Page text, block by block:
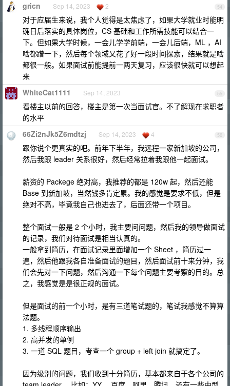
54
gricn Sep 14, 2023 2
对于应届生来说，我个人觉得是太焦虑了，如果大学就业时能明
确日后落实的具体岗位，CS 基础和工作所需技能可以结合一
下。但如果大学时候，一会儿学学前端，一会儿后端，ML ，AI
啥都蹭一下，然后每个领域又花了好一段时间探索，结果就是啥
都很一般。如果面试前能提前一两天复习，应该很快就可以想起
来
55
WhiteCat1111 Sep 14, 2023
看楼主以前的回答，楼主是第一次当面试官。不了解现在求职者
的水平
56
66Zi2nJk5Z6mdtzj Sep 14, 2023 4
跟你说个更真实的吧。前年下半年，我远程一家新加坡的公司，
然后我跟 leader 关系很好，然后经常拉着我跟他一起面试。
薪资的 Packege 绝对高，我推荐的都是 120w 起，然后还能
Base 到新加坡，当然钱多肯定累。我的感觉是要求不低，但是
绝对不高，毕竟我自己也进去了，后面还带一个项目。
整个面试一般是 2 个小时，我主要问问题，然后我的领导做面试
的记录，我们对待面试是相当认真的。
一般拿到简历，在面试记录里面增加一个 Sheet ，简历过一
遍，然后他跟我各自准备面试的题目，然后面试前十来分钟，我
们会先对一下问题，然后沟通一下每个问题主要考察的目的。总
之，我感觉是是很正规的面试。
但是面试的前一个小时，是有三道笔试题的，笔试我感觉不算算
法题。
1. 多线程顺序输出
2. 高并发的单例
3. 一道 SQL 题目，考查一个 group + left join 就搞定了。
因为级别的问题，我们收到十分简历，基本都来自于各个公司的